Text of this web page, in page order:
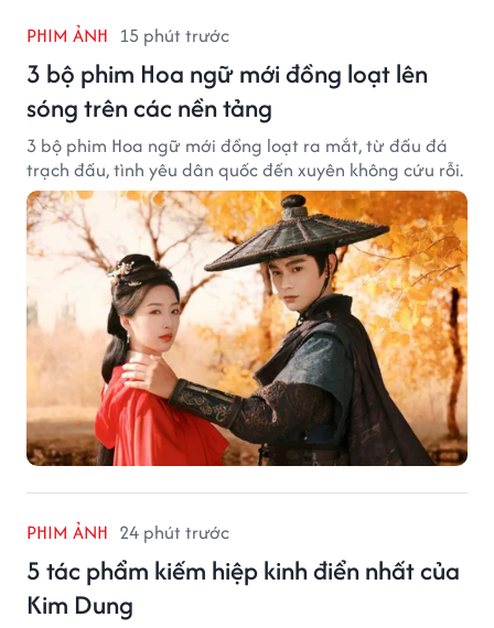
PHIM ẢNH 15 phút trước
3 bộ phim Hoa ngữ mới đồng loạt lên
sóng trên các nền tảng
3 bộ phim Hoa ngữ mới đồng loạt ra mắt, từ đấu đá
trạch đấu, tình yêu dân quốc đến xuyên không cứu rỗi.
PHIM ẢNH 24 phút trước
5 tác phẩm kiếm hiệp kinh điển nhất của
Kim Dung